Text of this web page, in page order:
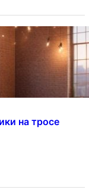
на тросе